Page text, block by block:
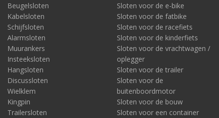
Beugelsloten
Kabelsloten
Schijfsloten
Alarmsloten
Muurankers
Insteeksloten
Hangsloten
Discussloten
Wielklem
Kingpin
Trailersloten
Sloten voor de e-bike
Sloten voor de fatbike
Sloten voor de racefiets
Sloten voor de kinderfiets
Sloten voor de vrachtwagen /
oplegger
Sloten voor de trailer
Sloten voor de
buitenboordmotor
Sloten voor de bouw
Sloten voor een container